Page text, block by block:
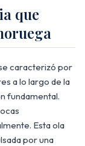
que
caracterizó por
a lo largo de la
fundamental.
Esta ola
por una